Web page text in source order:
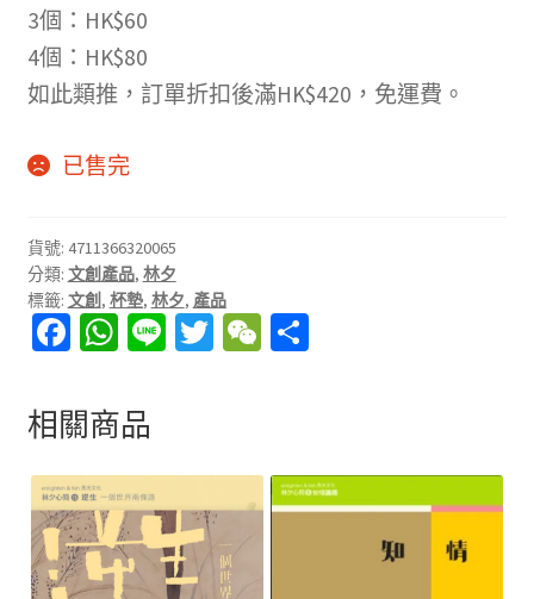
3個：HK$60
4個：HK$80
如此類推，訂單折扣後滿HK$420，免運費。
已售完
貨號: 4711366320065
分類: 文創產品, 林夕
標籤: 文創 , 杯墊, 林夕, 產品
Fa
b
o
o
k
W
at
sA
p
p
Li T W
at
分
相關商品